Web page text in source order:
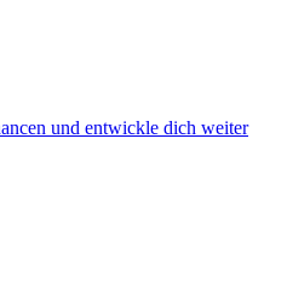
und entwickle dich weiter